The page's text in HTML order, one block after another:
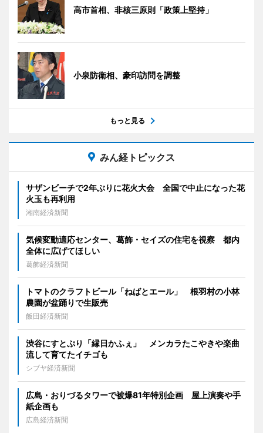
高市首相、非核三原則「政策上堅持」
小泉防衛相、豪印訪問を調整
もっと見る
みん経トピックス
サザンビーチで2年ぶりに花火大会 全国で中止になった花
火玉も再利用
湘南経済新聞
気候変動適応センター、葛飾・セイズの住宅を視察 都内
全体に広げてほしい
葛飾経済新聞
トマトのクラフトビール「ねばとエール」 根羽村の小林
農園が盆踊りで生販売
飯田経済新聞
渋谷にすとぷり「縁日かふぇ」 メンカラたこやきや楽曲
流して育てたイチゴも
シブヤ経済新聞
広島・おりづるタワーで被爆81年特別企画 屋上演奏や手
紙企画も
広島経済新聞